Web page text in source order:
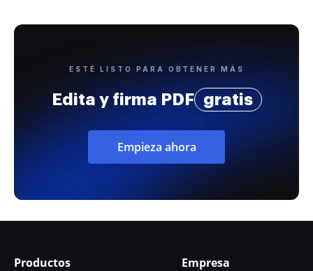
ESTÉ LISTO PARA OBTENER MÁS
Edita y firma PDF gratis
Empieza ahora
Productos Empresa